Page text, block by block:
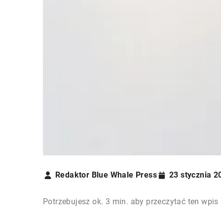
Redaktor Blue Whale Press 23 stycznia
Potrzebujesz ok. 3 min. aby przeczytać ten wpis